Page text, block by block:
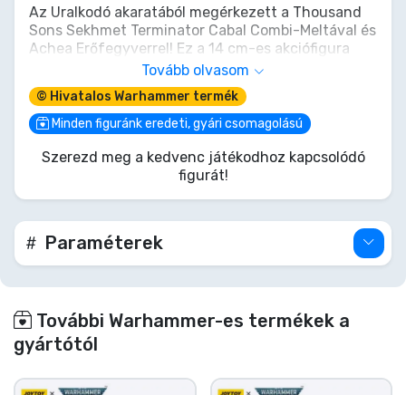
Az Uralkodó akaratából megérkezett a Thousand
Sons Sekhmet Terminator Cabal Combi-Meltával és
Achea Erőfegyverrel! Ez a 14 cm-es akciófigura
aprólékosan kidolgozott, Prospero varázslóinak
erejét hozza gyűjteményedbe. Légy szemtanúja a
hatalomnak és az arkán precizitásnak, ahogy ez a
Sekhmet Terminátor utat vág magának a galaxis
ellenségein keresztül. Kötelező darab minden
lojalista vagy áruló számára.
Tovább olvasom
© Hivatalos Warhammer termék
Minden figuránk eredeti, gyári csomagolású
Szerezd meg a kedvenc játékodhoz kapcsolódó
figurát!
Paraméterek
További Warhammer-es termékek a
gyártótól